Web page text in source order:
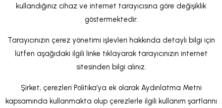
kullandığınız cihaz ve internet tarayıcısına göre değişiklik
göstermektedir.
Tarayıcınızın çerez yönetimi işlevleri hakkında detaylı bilgi için
lütfen aşağıdaki ilgili linke tıklayarak tarayıcınızın internet
sitesinden bilgi alınız.
Şirket, çerezleri Politika’ya ek olarak Aydınlatma Metni
kapsamında kullanmakta olup çerezlerle ilgili kullanım şartlarını